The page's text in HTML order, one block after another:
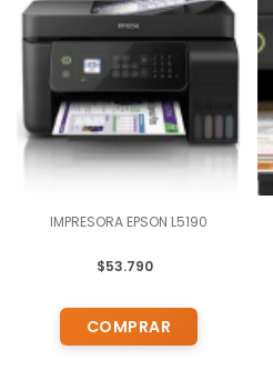
IMPRESORA EPSON L5190
$53.790